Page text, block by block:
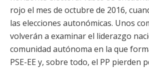
rojo el mes de octubre de 2016,
las elecciones autonómicas. Unos
volverán a examinar el liderazgo
comunidad autónoma en la que
PSE-EE y, sobre todo, el PP pierden